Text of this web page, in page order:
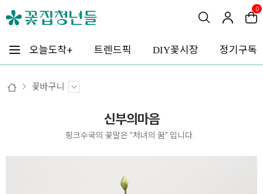
0
오늘도착+ 트렌드픽 DIY꽃시장 정기구독
꽃바구니
신부의마음
핑크수국의 꽃말은 "처녀의 꿈" 입니다.